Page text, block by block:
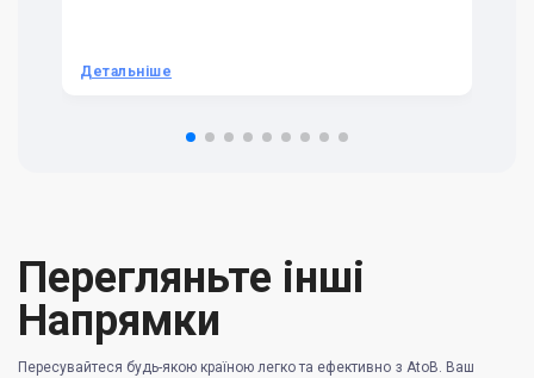
Детальніше
Перегляньте інші
Напрямки
Пересувайтеся будь-якою країною легко та ефективно з AtoB. Ваш